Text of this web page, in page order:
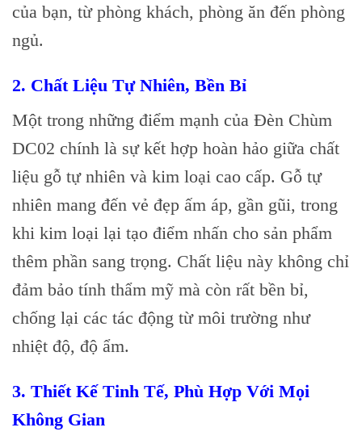
của bạn, từ phòng khách, phòng ăn đến phòng
ngủ.
2. Chất Liệu Tự Nhiên, Bền Bỉ
Một trong những điểm mạnh của Đèn Chùm
DC02 chính là sự kết hợp hoàn hảo giữa chất
liệu gỗ tự nhiên và kim loại cao cấp. Gỗ tự
nhiên mang đến vẻ đẹp ấm áp, gần gũi, trong
khi kim loại lại tạo điểm nhấn cho sản phẩm
thêm phần sang trọng. Chất liệu này không chỉ
đảm bảo tính thẩm mỹ mà còn rất bền bỉ,
chống lại các tác động từ môi trường như
nhiệt độ, độ ẩm.
3. Thiết Kế Tinh Tế, Phù Hợp Với Mọi
Không Gian